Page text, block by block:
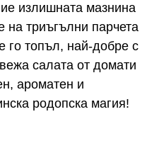
излишната мазнина
на триъгълни парчета
го топъл, най-добре с
салата от домати
ароматен и
родопска магия!